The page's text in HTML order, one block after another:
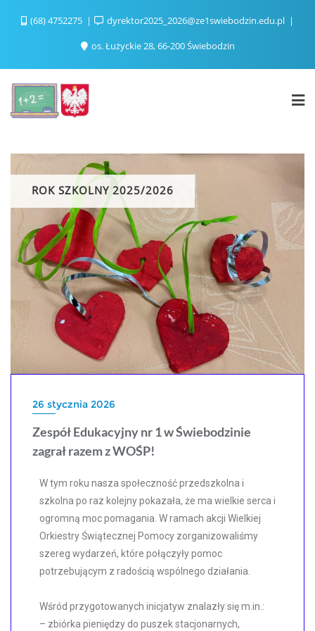
(68) 4752275
dyrektor2025_2026@ze1swiebodzin.edu.pl
os. Łużyckie 28, 66-200 Świebodzin
ROK SZKOLNY 2025/2026
26 stycznia 2026
Zespół Edukacyjny nr 1 w Świebodzinie
zagrał razem z WOŚP!
W tym roku nasza społeczność przedszkolna i
szkolna po raz kolejny pokazała, że ma wielkie serca i
ogromną moc pomagania. W ramach akcji Wielkiej
Orkiestry Świątecznej Pomocy zorganizowaliśmy
szereg wydarzeń, które połączyły pomoc
potrzebującym z radością wspólnego działania.
Wśród przygotowanych inicjatyw znalazły się m.in.:
– zbiórka pieniędzy do puszek stacjonarnych,